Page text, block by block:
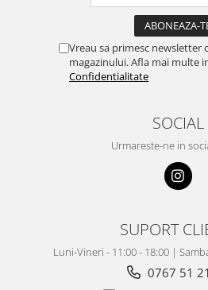
Vreau sa primesc newsletter
magazinului. Afla mai multe
Confidentialitate
SOCIAL
Urmareste-ne in
SUPORT
Luni-Vineri - 11:00 - 18:00 |
0767 51